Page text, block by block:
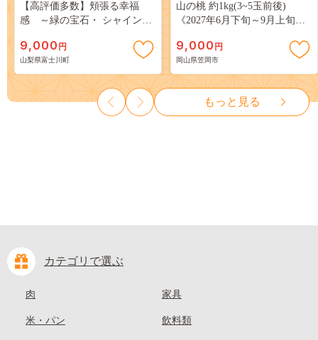
【高評価多数】頬張る幸福
感 ～緑の宝石・ シャインマ
３房） フルーツ 山梨県産 果
物 くだもの シャイン マスカ
ット ぶどう ブドウ 葡萄 大粒
種なし 先行予約 富士川町
10000円 一万円 9000円 九千円
9,000 円
山梨県富士川町
山の桃 約1kg(3~5玉前後)
《2027年6月下旬～9月上旬頃
岡山 はくとう スイーツ フル
ーツ 果物 デザート 旬 モモ も
も 先行予約 送料無料 果物 岡
山県 笠岡市 清水白桃 白鳳 白
麗 クール便---
kasaoka_zsy_419_100---
9,000 円
岡山県笠岡市
もっと見る
カテゴリで選ぶ
肉
米・パン
家具
飲料類